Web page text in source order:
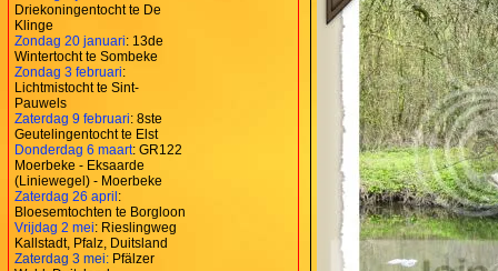
Driekoningentocht te De
Klinge
Zondag 20 januari: 13de
Wintertocht te Sombeke
Zondag 3 februari:
Lichtmistocht te Sint-
Pauwels
Zaterdag 9 februari: 8ste
Geutelingentocht te Elst
Donderdag 6 maart: GR122
Moerbeke - Eksaarde
(Liniewegel) - Moerbeke
Zaterdag 26 april:
Bloesemtochten te Borgloon
Vrijdag 2 mei: Rieslingweg
Kallstadt, Pfalz, Duitsland
Zaterdag 3 mei: Pfälzer